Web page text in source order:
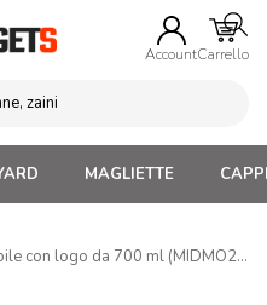
AccountCarrello
MAGLIETTE
con logo da 700 ml
con logo. Economiche,